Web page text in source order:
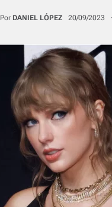
Por DANIEL LÓPEZ 20/09/2023